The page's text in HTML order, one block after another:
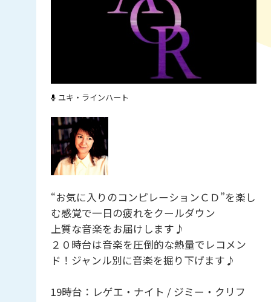
ユキ・ラインハート
“お気に入りのコンピレーションＣＤ”を楽し
む感覚で一日の疲れをクールダウン
上質な音楽をお届けします♪
２０時台は音楽を圧倒的な熱量でレコメン
ド！ジャンル別に音楽を掘り下げます♪
19時台：レゲエ・ナイト / ジミー・クリフ